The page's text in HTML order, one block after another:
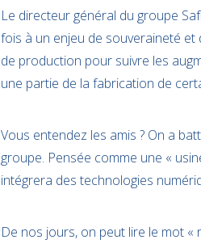
Le directeur général du groupe
fois à un enjeu de souveraineté et
de production pour suivre les
une partie de la fabrication de
Vous entendez les amis ? On a
groupe. Pensée comme une «
intégrera des technologies
De nos jours, on peut lire le mot «